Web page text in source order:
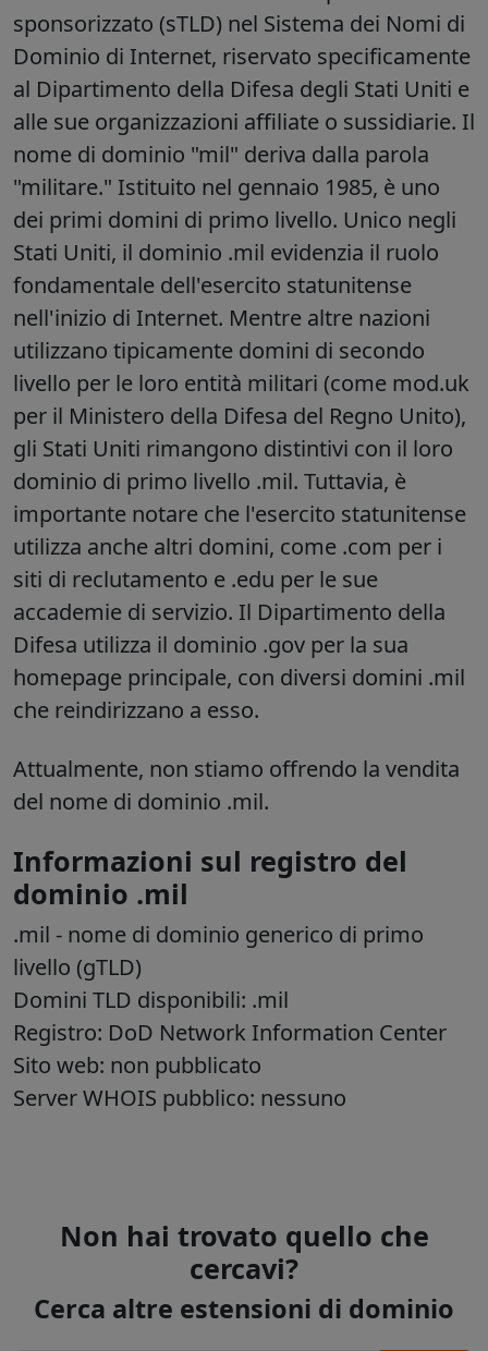
sponsorizzato (sTLD) nel Sistema dei Nomi di
Dominio di Internet, riservato specificamente
al Dipartimento della Difesa degli Stati Uniti e
alle sue organizzazioni affiliate o sussidiarie. Il
nome di dominio "mil" deriva dalla parola
"militare." Istituito nel gennaio 1985, è uno
dei primi domini di primo livello. Unico negli
Stati Uniti, il dominio .mil evidenzia il ruolo
fondamentale dell'esercito statunitense
nell'inizio di Internet. Mentre altre nazioni
utilizzano tipicamente domini di secondo
livello per le loro entità militari (come mod.uk
per il Ministero della Difesa del Regno Unito),
gli Stati Uniti rimangono distintivi con il loro
dominio di primo livello .mil. Tuttavia, è
importante notare che l'esercito statunitense
utilizza anche altri domini, come .com per i
siti di reclutamento e .edu per le sue
accademie di servizio. Il Dipartimento della
Difesa utilizza il dominio .gov per la sua
homepage principale, con diversi domini .mil
che reindirizzano a esso.
Attualmente, non stiamo offrendo la vendita
del nome di dominio .mil.
Informazioni sul registro del
dominio .mil
.mil - nome di dominio generico di primo
livello (gTLD)
Domini TLD disponibili: .mil
Registro: DoD Network Information Center
Sito web: non pubblicato
Server WHOIS pubblico: nessuno
Non hai trovato quello che
cercavi?
Cerca altre estensioni di dominio